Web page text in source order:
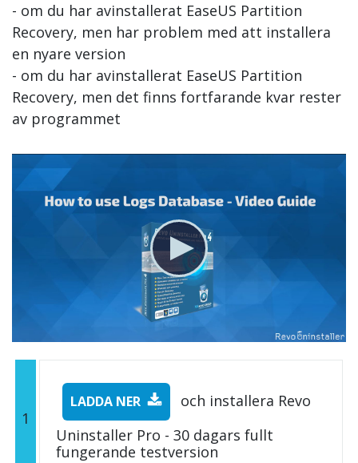
- om du har avinstallerat EaseUS Partition
Recovery, men har problem med att installera
en nyare version
- om du har avinstallerat EaseUS Partition
Recovery, men det finns fortfarande kvar rester
av programmet
1
LADDA NER
och installera Revo
Uninstaller Pro - 30 dagars fullt
fungerande testversion